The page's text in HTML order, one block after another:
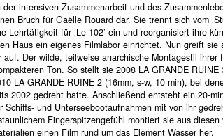
der intensiven Zusammenarbeit und des
Bruch für Gaëlle Rouard dar. Sie trennt sich vom
Lehrtätigkeit für ‚Le 102’ ein und reorganisiert ihre
Haus ein eigenes Filmlabor einrichtet. Nun greift
auf. Der wilde, teilweise anarchische Montagestil
Ton. So stellt sie 2008 LA GRANDE
LA GRANDE RUINE 2 (16mm, s-w, 10 min), bei
2002 gedreht hatte. Anschließend entsteht ein 20-
Schiffs- und Unterseebootaufnahmen mit von ihr
Fingerspitzengefühl montiert sie aus diesen
einen Film rund um das Element Wasser her.